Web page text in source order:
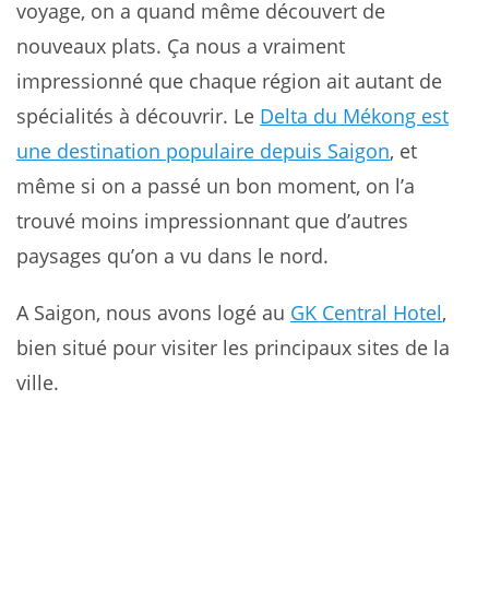
voyage, on a quand même découvert de
nouveaux plats. Ça nous a vraiment
impressionné que chaque région ait autant de
spécialités à découvrir. Le Delta du Mékong est
une destination populaire depuis Saigon, et
même si on a passé un bon moment, on l’a
trouvé moins impressionnant que d’autres
paysages qu’on a vu dans le nord.
A Saigon, nous avons logé au GK Central Hotel,
bien situé pour visiter les principaux sites de la
ville.